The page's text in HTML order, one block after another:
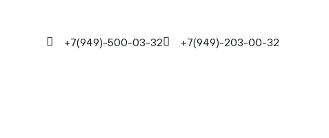
+7(949)-500-03-32
+7(949)-203-00-32